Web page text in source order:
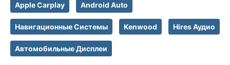
Apple Carplay Android Auto
Навигационные Системы Kenwood Hires Аудио
Автомобильные Дисплеи